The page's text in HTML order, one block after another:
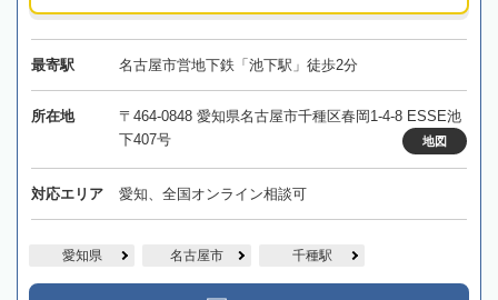
最寄駅 名古屋市営地下鉄「池下駅」徒歩2分
所在地
〒464-0848 愛知県名古屋市千種区春岡1-4-8 ESSE池
下407号
地図
対応エリア 愛知、全国オンライン相談可
愛知県 名古屋市 千種駅